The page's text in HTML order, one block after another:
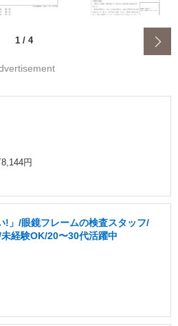
1 / 4
円
!」/眼鏡フレームの検査スタッフ/
経験OK/20〜30代活躍中